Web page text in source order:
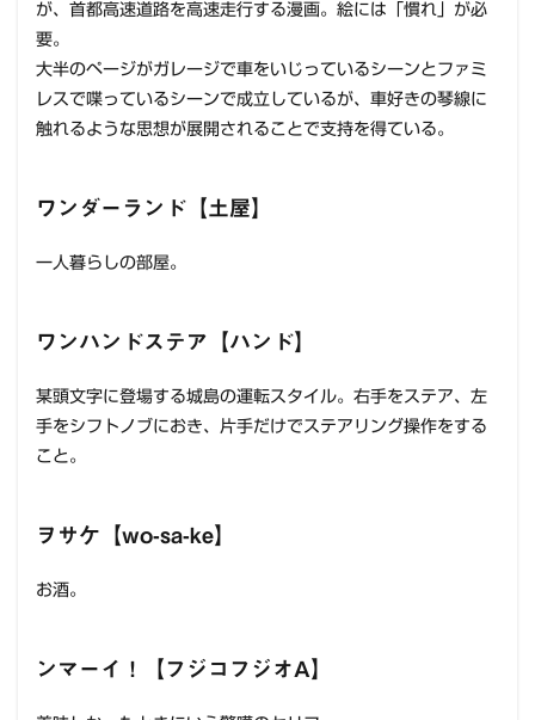
が、首都高速道路を高速走行する漫画。絵には「慣れ」が必
要。
大半のページがガレージで車をいじっているシーンとファミ
レスで喋っているシーンで成立しているが、車好きの琴線に
触れるような思想が展開されることで支持を得ている。
ワンダーランド【土屋】
一人暮らしの部屋。
ワンハンドステア【ハンド】
某頭文字に登場する城島の運転スタイル。右手をステア、左
手をシフトノブにおき、片手だけでステアリング操作をする
こと。
ヲサケ【wo-sa-ke】
お酒。
ンマーイ！【フジコフジオA】